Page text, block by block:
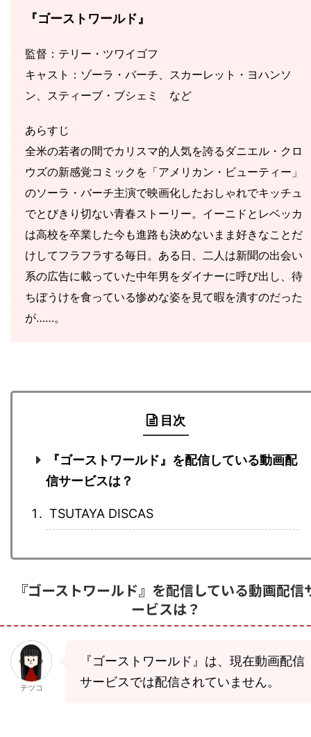
『ゴーストワールド』
監督：テリー・ツワイゴフ
キャスト：ゾーラ・バーチ、スカーレット・ヨハンソ
ン、スティーブ・ブシェミ など
あらすじ
全米の若者の間でカリスマ的人気を誇るダニエル・クロ
ウズの新感覚コミックを「アメリカン・ビューティー」
のソーラ・バーチ主演で映画化したおしゃれでキッチュ
でとびきり切ない青春ストーリー。イーニドとレベッカ
は高校を卒業した今も進路も決めないまま好きなことだ
けしてフラフラする毎日。ある日、二人は新聞の出会い
系の広告に載っていた中年男をダイナーに呼び出し、待
ちぼうけを食っている惨めな姿を見て暇を潰すのだった
が……。
目次
『ゴーストワールド』を配信している動画配
信サービスは？
TSUTAYA DISCAS
『ゴーストワールド』を配信している動画配信
ービスは？
テツコ
『ゴーストワールド』は、現在動画配信
サービスでは配信されていません。